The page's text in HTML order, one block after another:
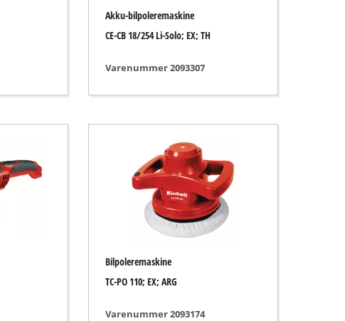
Akku-bilpoleremaskine
CE-CB 18/254 Li-Solo; EX; TH
Varenummer 2093307
Bilpoleremaskine
TC-PO 110; EX; ARG
Varenummer 2093174